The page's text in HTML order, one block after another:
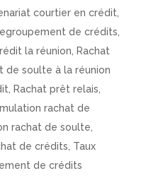
courtier en crédit
de crédits
la réunion ,Rachat
de soulte à la réunion
,Rachat prêt relais
rachat de
rachat de soulte
de crédits Taux
de crédits